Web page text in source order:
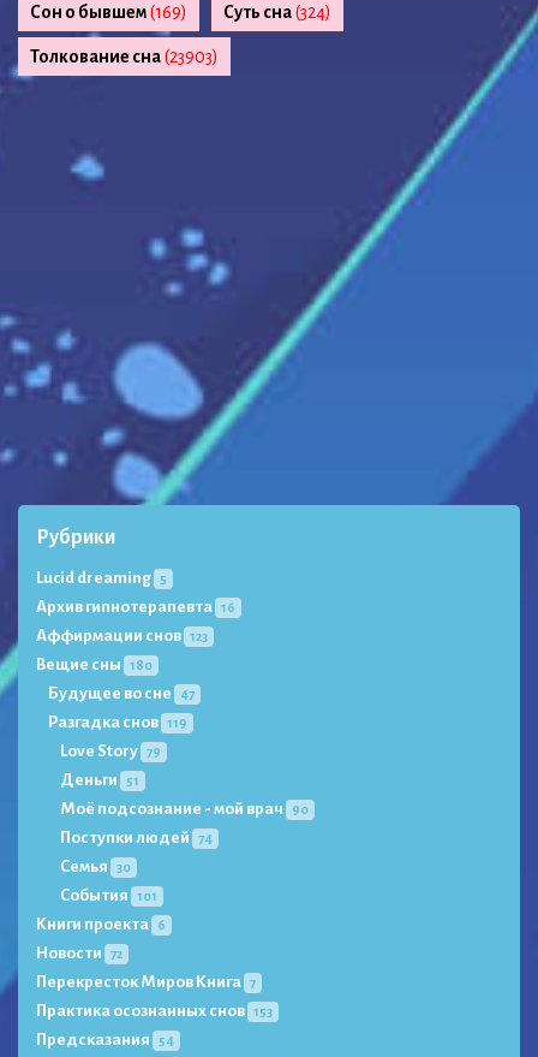
Сон о бывшем(169) Суть сна(324)
Толкование сна(23903)
Рубрики
Lucid dreaming 5
Архив гипнотерапевта 16
Аффирмации снов 123
Вещие сны 180
Будущее во сне 47
Разгадка снов 119
Love Story 79
Деньги 51
Моё подсознание - мой врач 90
Поступки людей 74
Семья 30
События 101
Книги проекта 6
Новости 72
Перекресток Миров Книга 7
Практика осознанных снов 153
Предсказания 54